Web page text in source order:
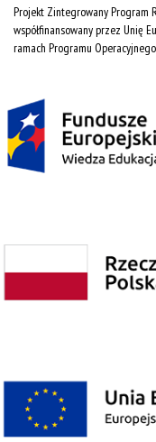
Projekt Zintegrowany Program
współfinansowany przez Unię
ramach Programu